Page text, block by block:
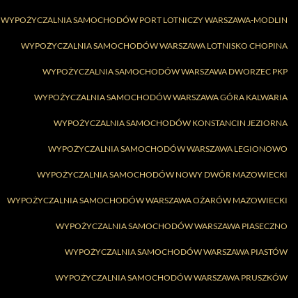
WYPOŻYCZALNIA SAMOCHODÓW PORT LOTNICZY WARSZAWA-MODLIN
WYPOŻYCZALNIA SAMOCHODÓW WARSZAWA LOTNISKO CHOPINA
WYPOŻYCZALNIA SAMOCHODÓW WARSZAWA DWORZEC PKP
WYPOŻYCZALNIA SAMOCHODÓW WARSZAWA GÓRA KALWARIA
WYPOŻYCZALNIA SAMOCHODÓW KONSTANCIN JEZIORNA
WYPOŻYCZALNIA SAMOCHODÓW WARSZAWA LEGIONOWO
WYPOŻYCZALNIA SAMOCHODÓW NOWY DWÓR MAZOWIECKI
WYPOŻYCZALNIA SAMOCHODÓW WARSZAWA OŻARÓW MAZOWIECKI
WYPOŻYCZALNIA SAMOCHODÓW WARSZAWA PIASECZNO
WYPOŻYCZALNIA SAMOCHODÓW WARSZAWA PIASTÓW
WYPOŻYCZALNIA SAMOCHODÓW WARSZAWA PRUSZKÓW